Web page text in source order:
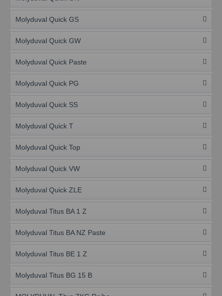
Molyduval Quick GS
Molyduval Quick GW
Molyduval Quick Paste
Molyduval Quick PG
Molyduval Quick SS
Molyduval Quick T
Molyduval Quick Top
Molyduval Quick VW
Molyduval Quick ZLE
Molyduval Titus BA 1 Z
Molyduval Titus BA NZ Paste
Molyduval Titus BE 1 Z
Molyduval Titus BG 15 B